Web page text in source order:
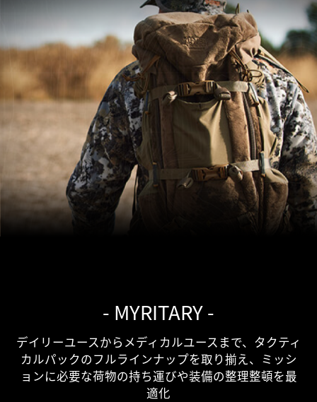
- MYRITARY -
デイリーユースからメディカルユースまで、タクティ
カルパックのフルラインナップを取り揃え、ミッシ
ョンに必要な荷物の持ち運びや装備の整理整頓を最
適化